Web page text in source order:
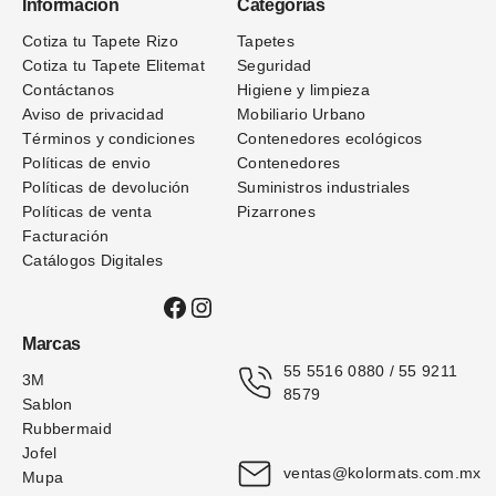
Información
Cotiza tu Tapete Rizo
Cotiza tu Tapete Elitemat
Contáctanos
Aviso de privacidad
Términos y condiciones
Políticas de envio
Políticas de devolución
Políticas de venta
Facturación
Catálogos Digitales
Facebook
Instagram
Categorias
Tapetes
Seguridad
Higiene y limpieza
Mobiliario Urbano
Contenedores ecológicos
Contenedores
Suministros industriales
Pizarrones
Marcas
3M
Sablon
Rubbermaid
Jofel
Mupa
55 5516 0880 / 55 9211
8579
ventas@kolormats.com.mx